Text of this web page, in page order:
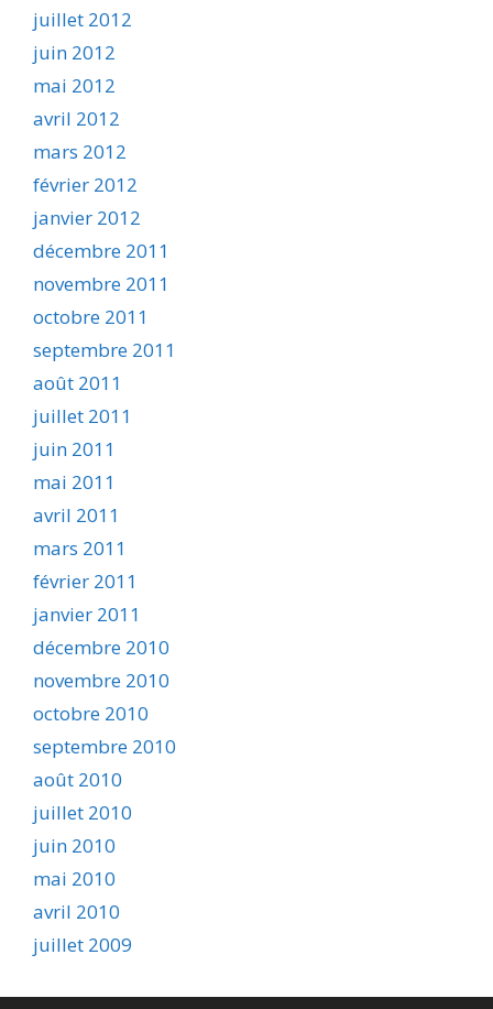
juillet 2012
juin 2012
mai 2012
avril 2012
mars 2012
février 2012
janvier 2012
décembre 2011
novembre 2011
octobre 2011
septembre 2011
août 2011
juillet 2011
juin 2011
mai 2011
avril 2011
mars 2011
février 2011
janvier 2011
décembre 2010
novembre 2010
octobre 2010
septembre 2010
août 2010
juillet 2010
juin 2010
mai 2010
avril 2010
juillet 2009